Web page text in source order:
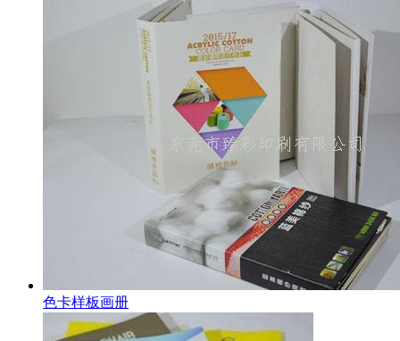
色卡样板画册